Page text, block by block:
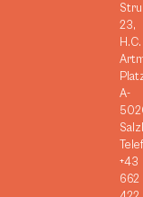
23,
H.C.
A-
+43
662